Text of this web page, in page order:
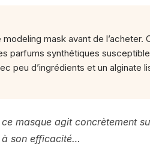
mask avant de l’acheter.
parfums synthétiques
peu d’ingrédients et un alginate
masque agit concrètement
à son efficacité…